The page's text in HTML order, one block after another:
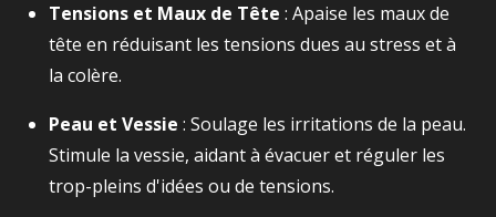
Tensions et Maux de Tête : Apaise les maux de
tête en réduisant les tensions dues au stress et à
la colère.
Peau et Vessie : Soulage les irritations de la peau.
Stimule la vessie, aidant à évacuer et réguler les
trop-pleins d'idées ou de tensions.